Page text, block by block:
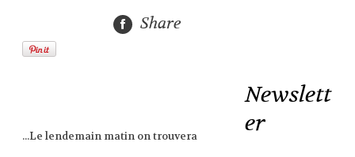
Share
...Le lendemain matin on trouvera
Newslett
er